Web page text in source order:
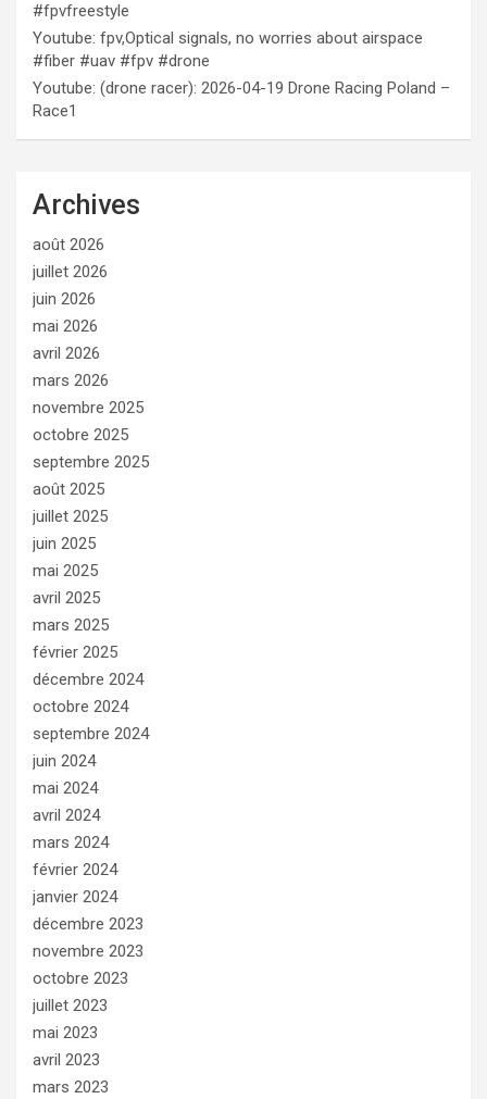
#fpvfreestyle
Youtube: fpv,Optical signals, no worries about airspace
#fiber #uav #fpv #drone
Youtube: (drone racer): 2026-04-19 Drone Racing Poland –
Race1
Archives
août 2026
juillet 2026
juin 2026
mai 2026
avril 2026
mars 2026
novembre 2025
octobre 2025
septembre 2025
août 2025
juillet 2025
juin 2025
mai 2025
avril 2025
mars 2025
février 2025
décembre 2024
octobre 2024
septembre 2024
juin 2024
mai 2024
avril 2024
mars 2024
février 2024
janvier 2024
décembre 2023
novembre 2023
octobre 2023
juillet 2023
mai 2023
avril 2023
mars 2023